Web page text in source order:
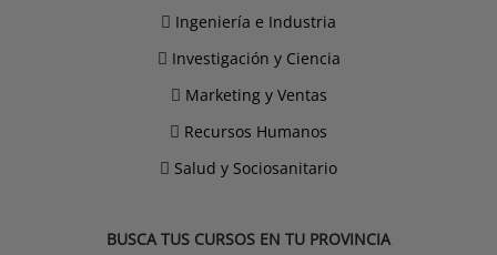
Ingeniería e Industria
Investigación y Ciencia
Marketing y Ventas
Recursos Humanos
Salud y Sociosanitario
BUSCA TUS CURSOS EN TU PROVINCIA